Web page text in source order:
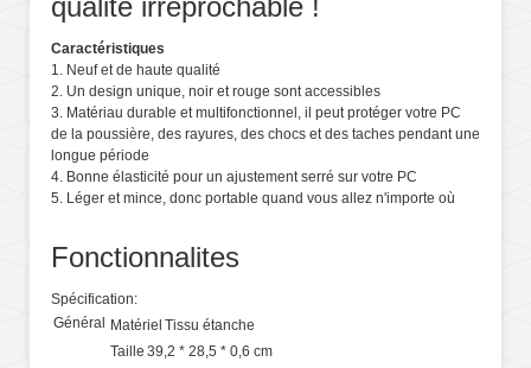
qualite irreprochable !
Caractéristiques
1. Neuf et de haute qualité
2. Un design unique, noir et rouge sont accessibles
3. Matériau durable et multifonctionnel, il peut protéger votre PC
de la poussière, des rayures, des chocs et des taches pendant une
longue période
4. Bonne élasticité pour un ajustement serré sur votre PC
5. Léger et mince, donc portable quand vous allez n'importe où
Fonctionnalites
Spécification:
Général
Matériel Tissu étanche
Taille 39,2 * 28,5 * 0,6 cm